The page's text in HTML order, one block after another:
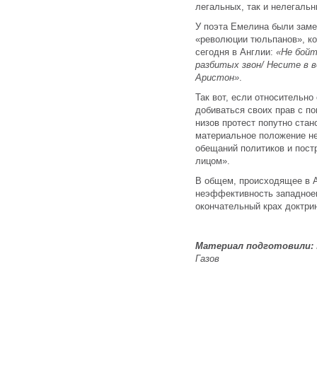
легальных, так и
У поэта Емелина были
«революции тюльпанов»,
сегодня в Англии: «Не
разбитых звон/ Несите в
Аристон».
Так вот, если
добиваться своих прав с
низов протест попутно
материальное положение
обещаний политиков и
лицом».
В общем, происходящее в
неэффективность
окончательный крах
Материал подготовили:
Газов